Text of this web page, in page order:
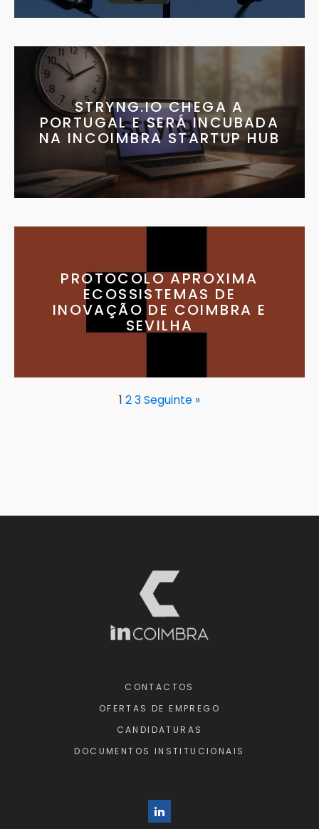
STRYNG.IO CHEGA A
PORTUGAL E SERÁ INCUBADA
NA INCOIMBRA STARTUP HUB
PROTOCOLO APROXIMA
ECOSSISTEMAS DE
INOVAÇÃO DE COIMBRA E
SEVILHA
1 23Seguinte »
CONTACTOS
OFERTAS DE EMPREGO
CANDIDATURAS
DOCUMENTOS INSTITUCIONAIS